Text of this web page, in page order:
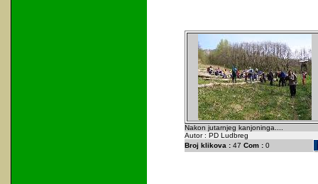
Nakon jutarnjeg kanjoninga....
Autor : PD Ludbreg
Broj klikova :47 Com :0